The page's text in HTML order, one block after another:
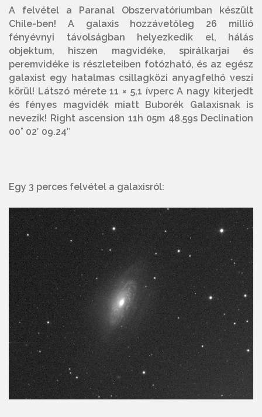
A felvétel a Paranal Obszervatóriumban készült
Chile-ben! A galaxis hozzávetőleg 26 millió
fényévnyi távolságban helyezkedik el, hálás
objektum, hiszen magvidéke, spirálkarjai és
peremvidéke is részleteiben fotózható, és az egész
galaxist egy hatalmas csillagközi anyagfelhő veszi
körül! Látszó mérete 11 × 5,1 ívperc A nagy kiterjedt
és fényes magvidék miatt Buborék Galaxisnak is
nevezik! Right ascension 11h 05m 48.59s Declination
00° 02′ 09.24″
Egy 3 perces felvétel a galaxisról: